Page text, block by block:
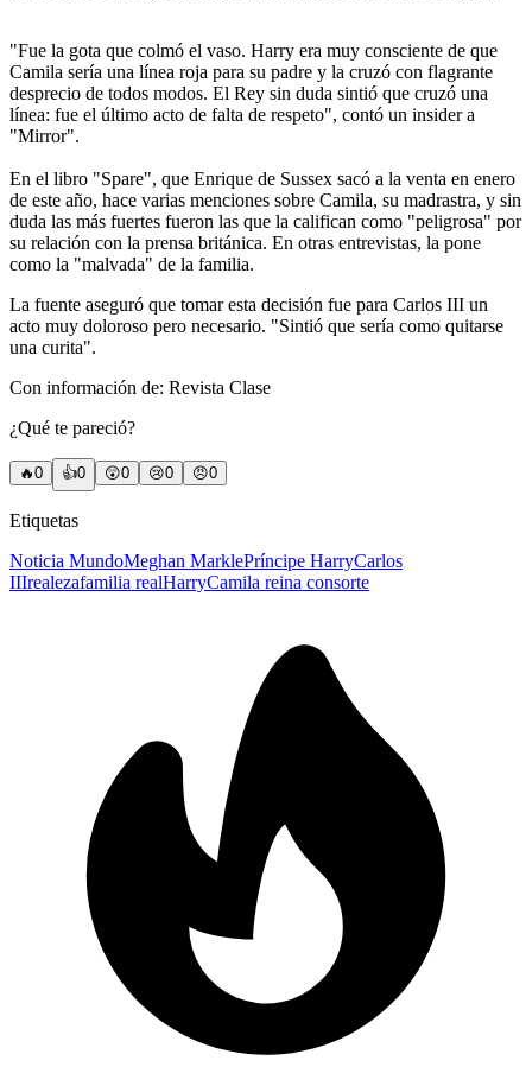
"Fue la gota que colmó el vaso. Harry era muy consciente de que
Camila sería una línea roja para su padre y la cruzó con flagrante
desprecio de todos modos. El Rey sin duda sintió que cruzó una
línea: fue el último acto de falta de respeto", contó un insider a
"Mirror".
En el libro "Spare", que Enrique de Sussex sacó a la venta en enero
de este año, hace varias menciones sobre Camila, su madrastra, y sin
duda las más fuertes fueron las que la califican como "peligrosa" por
su relación con la prensa británica. En otras entrevistas, la pone
como la "malvada" de la familia.
La fuente aseguró que tomar esta decisión fue para Carlos III un
acto muy doloroso pero necesario. "Sintió que sería como quitarse
una curita".
Con información de: Revista Clase
¿Qué te pareció?
🔥0 👍0 😲0 😢0 😠0
Etiquetas
Noticia MundoMeghan MarklePríncipe HarryCarlos
IIIrealezafamilia realHarryCamila reina consorte